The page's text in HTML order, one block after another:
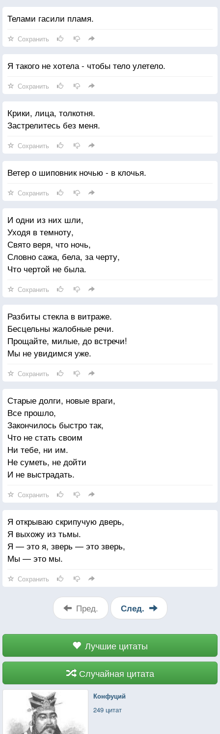
Телами гасили пламя.
Сохранить
Я такого не хотела - чтобы тело улетело.
Сохранить
Крики, лица, толкотня.
Застрелитесь без меня.
Сохранить
Ветер о шиповник ночью - в клочья.
Сохранить
И одни из них шли,
Уходя в темноту,
Свято веря, что ночь,
Словно сажа, бела, за черту,
Что чертой не была.
Сохранить
Разбиты стекла в витраже.
Бесцельны жалобные речи.
Прощайте, милые, до встречи!
Мы не увидимся уже.
Сохранить
Старые долги, новые враги,
Все прошло,
Закончилось быстро так,
Что не стать своим
Ни тебе, ни им.
Не суметь, не дойти
И не выстрадать.
Сохранить
Я открываю скрипучую дверь,
Я выхожу из тьмы.
Я — это я, зверь — это зверь,
Мы — это мы.
Сохранить
Пред. След.
Лучшие цитаты
Случайная цитата
Конфуций
249 цитат